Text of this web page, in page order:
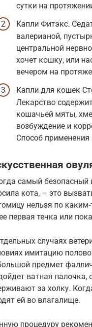
сутки на
Капли Фитэкс.
валерианой,
центральной
хочет кошку, или
вечером на
Капли для кошек
Лекарство
кошачьей мяты,
возбуждение и
Способ
самый безопасный
кота, – это
нельзя по
первая течка или
случаях
имитацию
предмет
ватная палочка,
за холку.
ей во влагалище.
процедуру